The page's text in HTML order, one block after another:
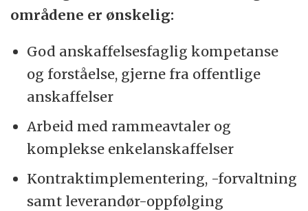
områdene er ønskelig:
God anskaffelsesfaglig kompetanse
og forståelse, gjerne fra offentlige
anskaffelser
Arbeid med rammeavtaler og
komplekse enkelanskaffelser
Kontraktimplementering, -forvaltning
samt leverandør-oppfølging